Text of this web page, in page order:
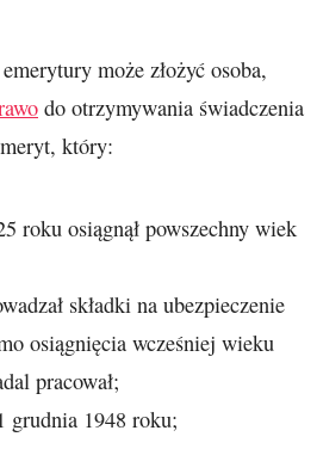
może złożyć osoba,
do otrzymywania świadczenia
który:
roku osiągnął powszechny wiek
składki na ubezpieczenie
osiągnięcia wcześniej wieku
pracował;
grudnia 1948 roku;